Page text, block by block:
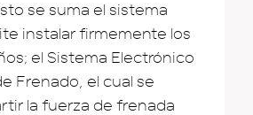
se suma el sistema
instalar firmemente los
el Sistema Electrónico
Frenado, el cual se
la fuerza de frenada